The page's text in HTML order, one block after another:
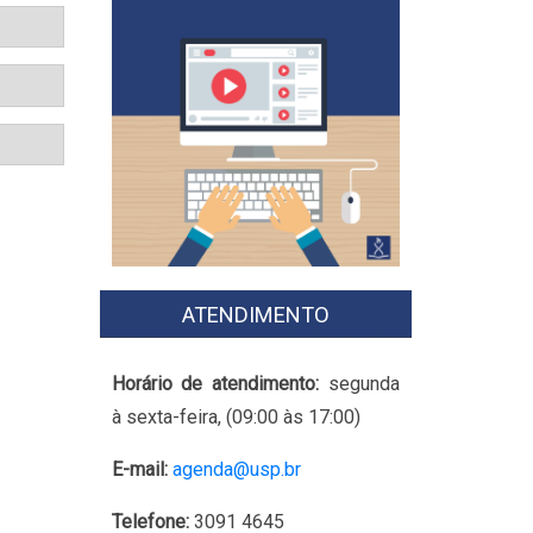
ATENDIMENTO
Horário de atendimento: segunda
à sexta-feira, (09:00 às 17:00)
E-mail: agenda@usp.br
Telefone:3091 4645